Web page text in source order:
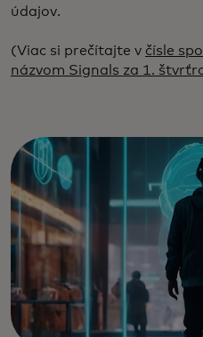
údajov.
(Viac si prečítajte v čísle
názvom Signals za 1.